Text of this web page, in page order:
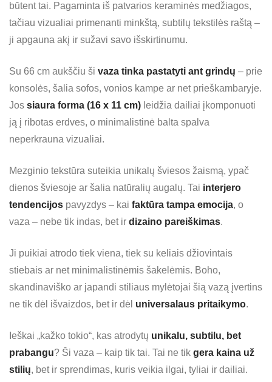
būtent tai. Pagaminta iš patvarios keraminės medžiagos,
tačiau vizualiai primenanti minkštą, subtilų tekstilės raštą –
ji apgauna akį ir sužavi savo išskirtinumu.
Su 66 cm aukščiu ši vaza tinka pastatyti ant grindų – prie
konsolės, šalia sofos, vonios kampe ar net prieškambaryje.
Jos siaura forma (16 x 11 cm) leidžia dailiai įkomponuoti
ją į ribotas erdves, o minimalistinė balta spalva
neperkrauna vizualiai.
Mezginio tekstūra suteikia unikalų šviesos žaismą, ypač
dienos šviesoje ar šalia natūralių augalų. Tai interjero
tendencijos pavyzdys – kai faktūra tampa emocija, o
vaza – nebe tik indas, bet ir dizaino pareiškimas.
Ji puikiai atrodo tiek viena, tiek su keliais džiovintais
stiebais ar net minimalistinėmis šakelėmis. Boho,
skandinaviško ar japandi stiliaus mylėtojai šią vazą įvertins
ne tik dėl išvaizdos, bet ir dėl universalaus pritaikymo.
Ieškai „kažko tokio“, kas atrodytų unikalu, subtilu, bet
prabangu? Ši vaza – kaip tik tai. Tai ne tik gera kaina už
stilių, bet ir sprendimas, kuris veikia ilgai, tyliai ir dailiai.